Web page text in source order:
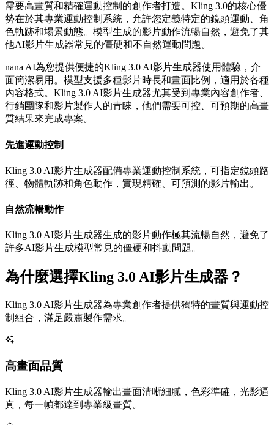
需要高畫質和精確運動控制的創作者打造。Kling 3.0的核心優
勢在於其專業運動控制系統，允許您定義特定的鏡頭運動、角
色軌跡和場景動態。模型生成的影片動作流暢自然，避免了其
他AI影片生成器常見的僵硬和不自然運動問題。
nana AI為您提供便捷的Kling 3.0 AI影片生成器使用體驗，介
面簡潔易用。模型支援多種影片時長和畫面比例，適用於各種
內容格式。Kling 3.0 AI影片生成器尤其受到專業內容創作者、
行銷團隊和影片製作人的青睞，他們需要可控、可預期的高畫
質結果來完成專案。
先進運動控制
Kling 3.0 AI影片生成器配備專業運動控制系統，可指定鏡頭路
徑、物體軌跡和角色動作，實現精確、可預測的影片輸出。
自然流暢動作
Kling 3.0 AI影片生成器生成的影片動作極其流暢自然，避免了
許多AI影片生成模型常見的僵硬和抖動問題。
為什麼選擇Kling 3.0 AI影片生成器？
Kling 3.0 AI影片生成器為專業創作者提供獨特的畫質與運動控
制組合，滿足嚴肅製作需求。
高畫面品質
Kling 3.0 AI影片生成器輸出畫面清晰細膩，色彩準確，光影逼
真，每一幀都達到專業級畫質。